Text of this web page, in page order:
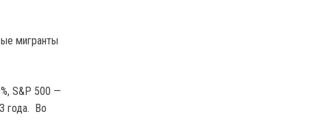
мигранты
S&P 500 —
года. Во